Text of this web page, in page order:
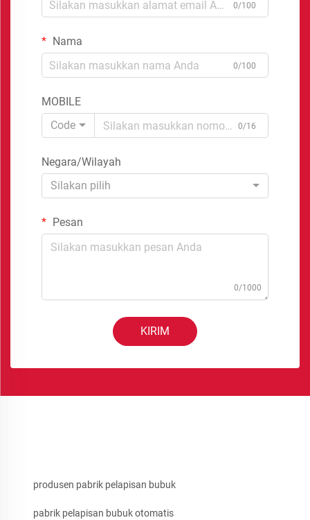
0/100
Nama
0/100
MOBILE
Code
0/16
Negara/Wilayah
Silakan pilih
Pesan
0/1000
KIRIM
produsen pabrik pelapisan bubuk
pabrik pelapisan bubuk otomatis